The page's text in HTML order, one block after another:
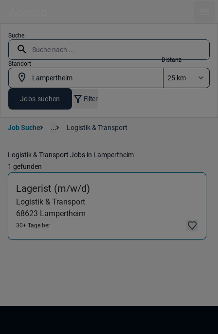
Suche
Standort
Distanz
Jobs suchen Filter
Job Suche ... Logistik & Transport
Logistik & Transport Jobs in Lampertheim
1 gefunden
Lagerist (m/w/d)
Logistik & Transport
68623 Lampertheim
30+ Tage her